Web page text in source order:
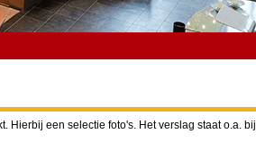
Hierbij een selectie foto's. Het verslag staat o.a. bij